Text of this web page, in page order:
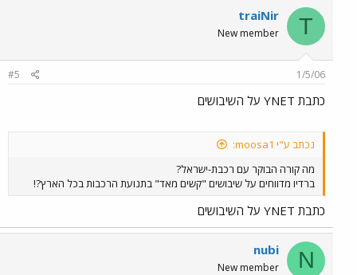
T
traiNir
New member
1/5/06
#5
כתבת YNET על השיבושים
נכתב ע"י moosa1:
מה קורה הבוקר עם רכבת-ישראל?
ברדיו מדווחים על שיבושים "קשים מאד" בתנועת הרכבות בכל הארץ?!
כתבת YNET על השיבושים
N
nubi
New member